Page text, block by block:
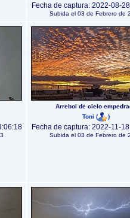
Fecha de captura: 2022-08-
Subida el 03 de Febrero de
Arrebol de cielo
Toni ( )
Fecha de captura: 2022-11-
Subida el 03 de Febrero de